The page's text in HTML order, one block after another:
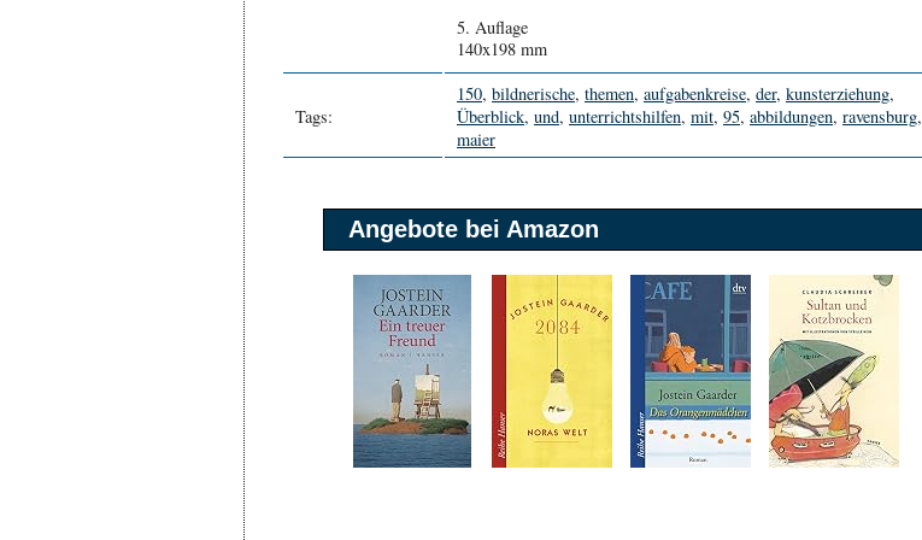
5. Auflage
140x198 mm
Tags:
150, bildnerische, themen, aufgabenkreise, der, kunsterziehung,
Überblick, und, unterrichtshilfen, mit, 95, abbildungen, ravensburg,
maier
Angebote bei Amazon